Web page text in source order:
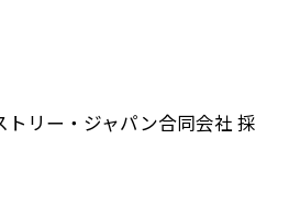
トリー・ジャパン合同会社 採